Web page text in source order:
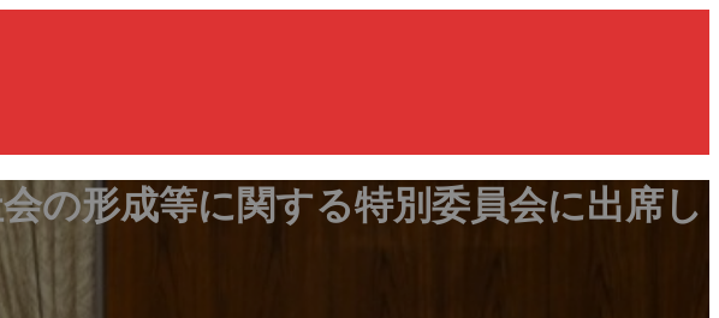
の形成等に関する特別委員会に出席し